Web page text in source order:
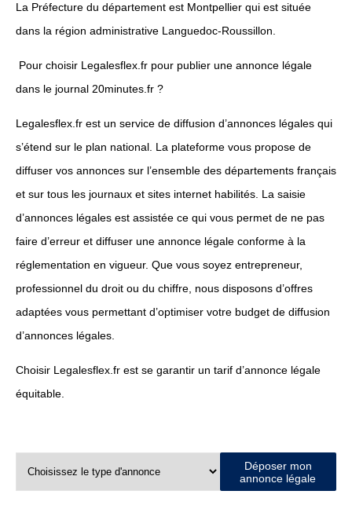
La Préfecture du département est Montpellier qui est située
dans la région administrative Languedoc-Roussillon.
Pour choisir Legalesflex.fr pour publier une annonce légale
dans le journal 20minutes.fr ?
Legalesflex.fr est un service de diffusion d’annonces légales qui
s’étend sur le plan national. La plateforme vous propose de
diffuser vos annonces sur l’ensemble des départements français
et sur tous les journaux et sites internet habilités. La saisie
d’annonces légales est assistée ce qui vous permet de ne pas
faire d’erreur et diffuser une annonce légale conforme à la
réglementation en vigueur. Que vous soyez entrepreneur,
professionnel du droit ou du chiffre, nous disposons d’offres
adaptées vous permettant d’optimiser votre budget de diffusion
d’annonces légales.
Choisir Legalesflex.fr est se garantir un tarif d’annonce légale
équitable.
Déposer mon
annonce légale